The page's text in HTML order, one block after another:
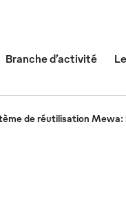
Branche d’activité
de réutilisation Mewa: